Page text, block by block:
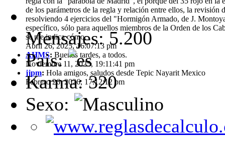
de los parámetros de la regla y relación entre ellos, la
resolviendo 4 ejercicios del "Hormigón Armado, de J.
específico, sólo para aquellos miembros de la Orden de los
se me indica cómo.
Abril 26, 2025, 16:07:13 pm
AHMS: Buenas tardes, a todos.
Noviembre 11, 2025, 19:11:41 pm
jjpm: Hola amigos, saludos desde Tepic Nayarit Mexico
Febrero 26, 2026, 17:12:12 pm
Mensajes: 5.200
Pais:
Karma: 320
Sexo: